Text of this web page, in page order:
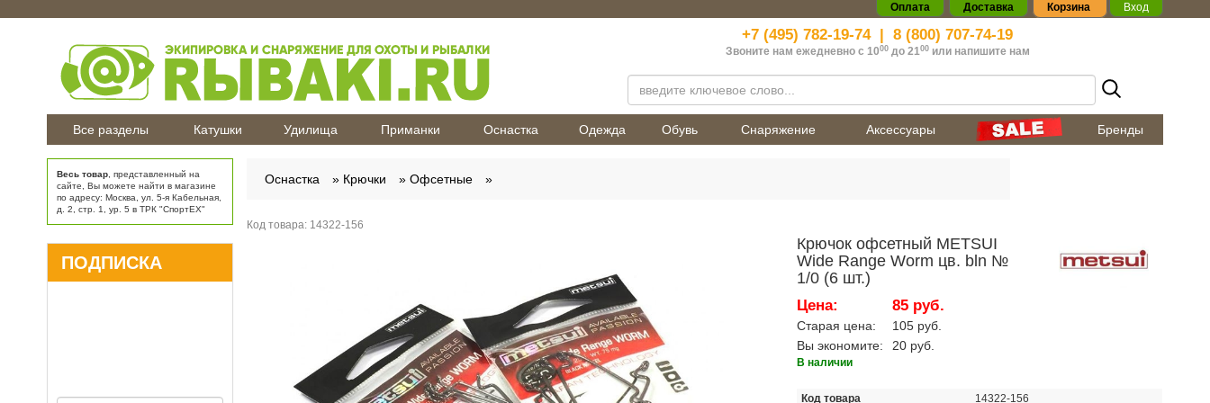
Оплата Доставка Корзина Вход
+7 (495) 782-19-74| 8 (800) 707-74-19
Звоните нам ежедневно с 1000до 2100 или напишите нам
Все разделы Катушки Удилища Приманки Оснастка Одежда Обувь Снаряжение Аксессуары Бренды
Оснастка Крючки Офсетные
Код товара: 14322-156
Крючок офсетный METSUI
Wide Range Worm цв. bln №
1/0 (6 шт.)
Цена: 85 руб.
Старая цена:
105 руб.
Вы экономите:
20 руб.
В наличии
Код товара 14322-156
Весь товар , представленный на
сайте, Вы можете найти в магазине
по адресу: Москва, ул. 5-я Кабельная,
д. 2, стр. 1, ур. 5 в ТРК "СпортЕХ"
ПОДПИСКА